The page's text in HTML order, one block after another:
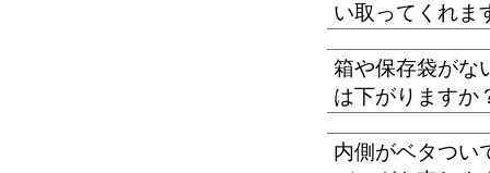
い取ってくれま
箱や保存袋がな
は下がりますか
内側がベタつい